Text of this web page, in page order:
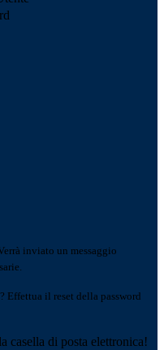
inviato un messaggio
Effettua il reset della password
casella di posta elettronica!